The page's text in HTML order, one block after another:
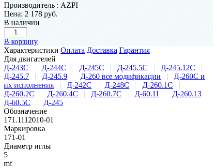
Производитель : AZPI
Цена: 2 178 руб.
В наличии
В корзину
Характеристики Оплата Доставка Гарантия
Для двигателей
Д-243С
| Д-244С | Д-245С | Д-245.5С | Д-245.12С
|
Д-245.7
| Д-245.9 | Д-260 все модификации |
Д-260С и
их исполнения
| Д-242С | Д-248С | Д-260.1С
|
Д-260.2С
| Д-260.4С | Д-260.7С | Д-60.11 | Д-260.13
|
Д-60.5С
|
Д-245
Обозначение
171.1112010-01
Маркировка
171-01
Диаметр иглы
5
mf